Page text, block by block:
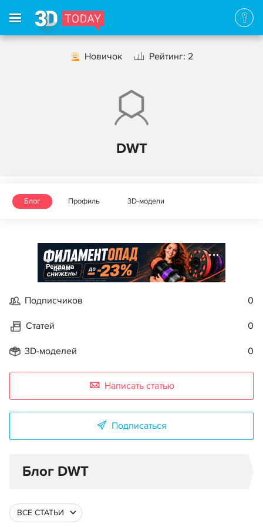
Новичок Рейтинг: 2
DWT
Блог Профиль 3D-модели
Реклама
Подписчиков 0
Статей 0
3D-моделей 0
Написать статью
Подписаться
Блог DWT
ВСЕ СТАТЬИ